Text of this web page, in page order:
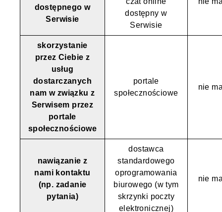
dostępnego w
Serwisie
dostępny w
Serwisie
skorzystanie
przez Ciebie z
usług
dostarczanych
nam w związku z
Serwisem przez
portale
społecznościowe
portale
społecznościowe
nie
nawiązanie z
nami kontaktu
(np. zadanie
pytania)
dostawca
standardowego
oprogramowania
biurowego (w tym
skrzynki poczty
elektronicznej)
nie